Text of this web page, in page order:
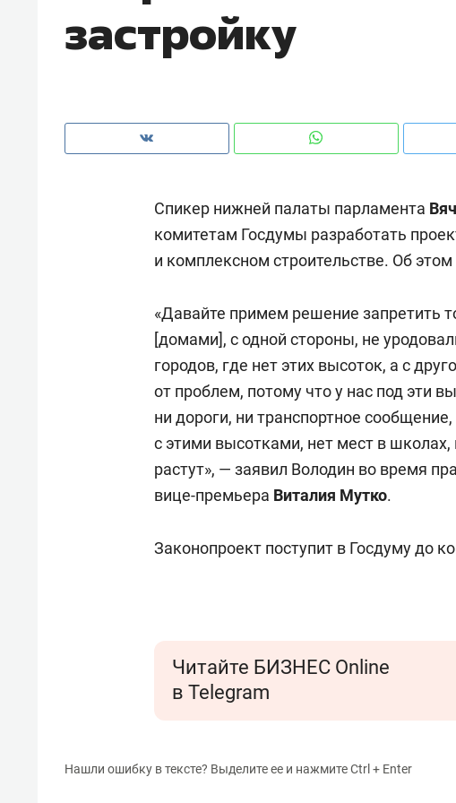
застройку
Спикер нижней палаты парламента
комитетам Госдумы разработать
и комплексном строительстве. Об
«Давайте примем решение запретить
[домами], с одной стороны, не
городов, где нет этих высоток, а с
от проблем, потому что у нас под эти
ни дороги, ни транспортное
с этими высотками, нет мест в школах,
растут», — заявил Володин во время
вице-премьера Виталия Мутко.
Законопроект поступит в Госдуму до
Читайте БИЗНЕС Online
в Telegram
Нашли ошибку в тексте? Выделите ее и нажмите Ctrl + Enter
Рекомендуем
150 камер до квартиры и Face
ID вместо ключа: какой будет
безопасность в ЖК «Нова»
Рекомендуем
Опыт
природе,
с
состоянием